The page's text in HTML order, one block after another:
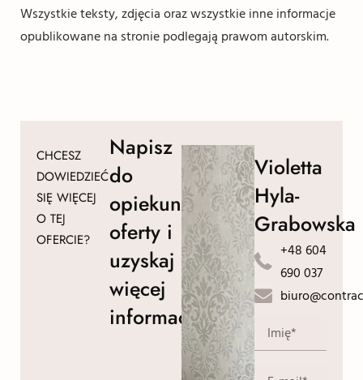
Wszystkie teksty, zdjęcia oraz wszystkie inne informacje
opublikowane na stronie podlegają prawom autorskim.
CHCESZ
DOWIEDZIEĆ
SIĘ WIĘCEJ
O TEJ
OFERCIE?
Napisz
do
opiekuna
oferty i
uzyskaj
więcej
informacji!
Violetta
Hyla-
Grabowska
+48 604
690 037